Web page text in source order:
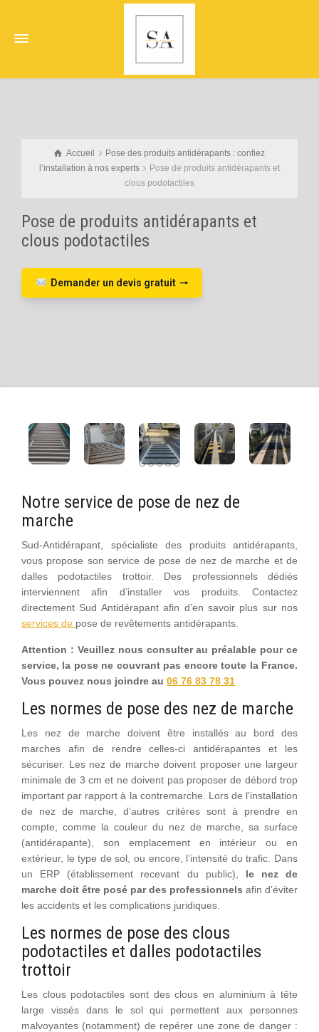
Accueil
Pose des produits antidérapants : confiez
l’installation à nos experts
Pose de produits antidérapants et
clous podotactiles
Pose de produits antidérapants et
clous podotactiles
Demander un devis gratuit 🠒
Notre service de pose de nez de
marche
Sud-Antidérapant, spécialiste des produits antidérapants,
vous propose son service de pose de nez de marche et de
dalles podotactiles trottoir. Des professionnels dédiés
interviennent afin d’installer vos produits. Contactez
directement Sud Antidérapant afin d’en savoir plus sur nos
services de pose de revêtements antidérapants.
Attention : Veuillez nous consulter au préalable pour ce
service, la pose ne couvrant pas encore toute la France.
Vous pouvez nous joindre au 06 76 83 78 31
Les normes de pose des nez de marche
Les nez de marche doivent être installés au bord des
marches afin de rendre celles-ci antidérapantes et les
sécuriser. Les nez de marche doivent proposer une largeur
minimale de 3 cm et ne doivent pas proposer de débord trop
important par rapport à la contremarche. Lors de l’installation
de nez de marche, d’autres critères sont à prendre en
compte, comme la couleur du nez de marche, sa surface
(antidérapante), son emplacement en intérieur ou en
extérieur, le type de sol, ou encore, l’intensité du trafic. Dans
un ERP (établissement recevant du public), le nez de
marche doit être posé par des professionnels afin d’éviter
les accidents et les complications juridiques.
Les normes de pose des clous
podotactiles et dalles podotactiles
trottoir
Les clous podotactiles sont des clous en aluminium à tête
large vissés dans le sol qui permettent aux personnes
malvoyantes (notamment) de repérer une zone de danger :